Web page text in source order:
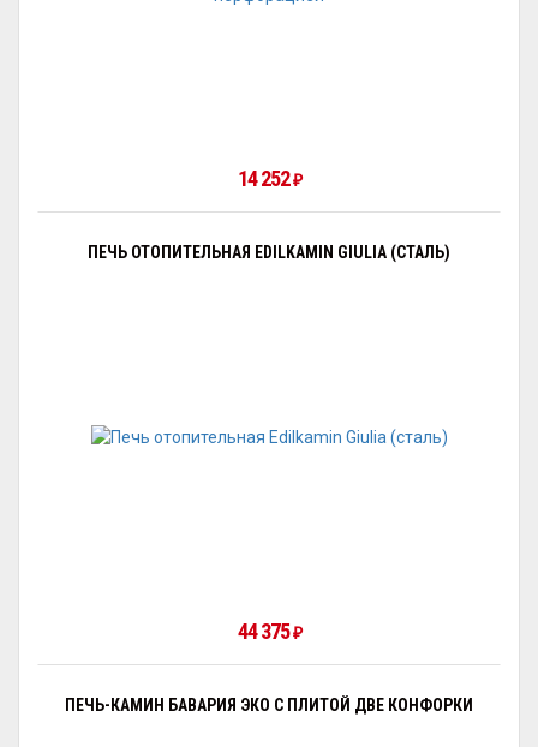
14 252 ₽
ПЕЧЬ ОТОПИТЕЛЬНАЯ EDILKAMIN GIULIA (СТАЛЬ)
44 375 ₽
ПЕЧЬ-КАМИН БАВАРИЯ ЭКО С ПЛИТОЙ ДВЕ КОНФОРКИ